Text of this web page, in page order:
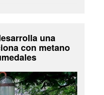
una
con metano